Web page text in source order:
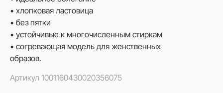
• хлопковая ластовица
• без пятки
• устойчивые к многочисленным стиркам
• согревающая модель для женственных
образов.
Артикул 1001160430020356075